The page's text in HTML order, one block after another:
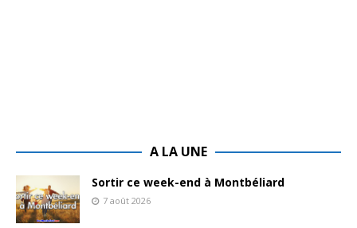
A LA UNE
Sortir ce week-end à Montbéliard
7 août 2026